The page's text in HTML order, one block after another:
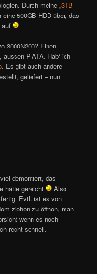
Durch meine „3TB-
eine 500GB HDD über, das
auf
3000N200? Einen
P-ATA. Hab‘ ich
. Es gibt auch andere
geliefert – nun
demontiert, das
hätte gereicht
Also
Evtl. ist es von
ziehen zu öffnen, man
wenn es noch
recht schnell.